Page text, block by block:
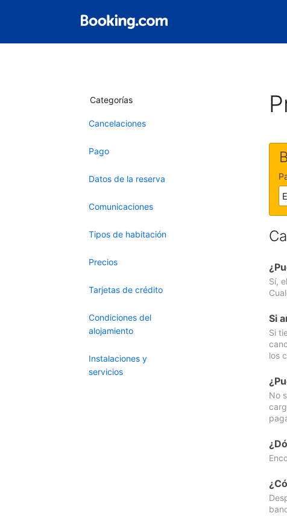
Categorías
Cancelaciones
Pago
Datos de la reserva
Comunicaciones
Tipos de habitación
Precios
Tarjetas de crédito
Condiciones del
alojamiento
Instalaciones y
servicios
Sí,
Si
Si
los
No